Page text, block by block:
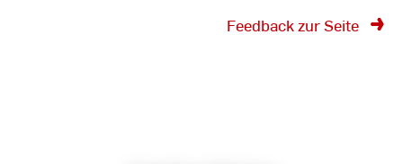
Feedback zur Seite